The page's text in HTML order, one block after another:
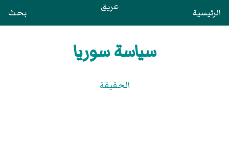
الرئيسية عريق بحث
سياسة سوريا
الحقيقة